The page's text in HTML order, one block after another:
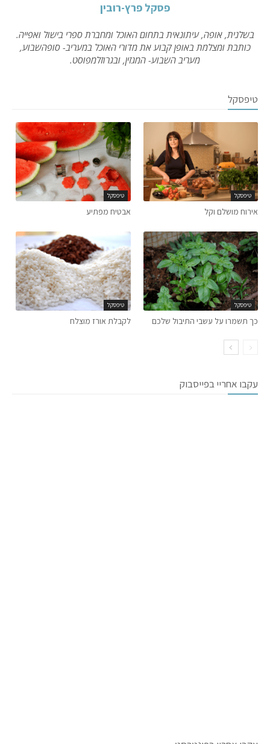
פסקל פרץ-רובין
בשלנית, אופה, עיתונאית בתחום האוכל ומחברת ספרי בישול ואפייה.
כותבת ומצלמת באופן קבוע את מדורי האוכל במעריב- סופהשבוע,
מעריב השבוע- המגזין, ובגרוזלמפוסט.
טיפסקל
טיפסקל
אירוח מושלם וקל
טיפסקל
אבטיח מפתיע
טיפסקל
כך תשמרו על עשבי התיבול שלכם
טיפסקל
לקבלת אורז מוצלח
עקבו אחריי בפייסבוק